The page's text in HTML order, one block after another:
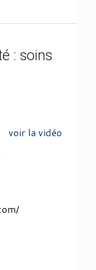
: soins
voir la vidéo